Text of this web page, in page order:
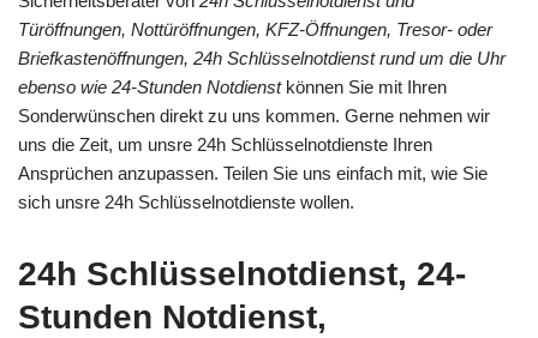
Türöffnungen, Nottüröffnungen, KFZ-Öffnungen, Tresor- oder
Briefkastenöffnungen, 24h Schlüsselnotdienst rund um die Uhr
ebenso wie 24-Stunden Notdienstkönnen Sie mit Ihren
Sonderwünschen direkt zu uns kommen. Gerne nehmen wir
uns die Zeit, um unsre 24h Schlüsselnotdienste Ihren
Ansprüchen anzupassen. Teilen Sie uns einfach mit, wie Sie
sich unsre 24h Schlüsselnotdienste wollen.
24h Schlüsselnotdienst, 24-
Stunden Notdienst,